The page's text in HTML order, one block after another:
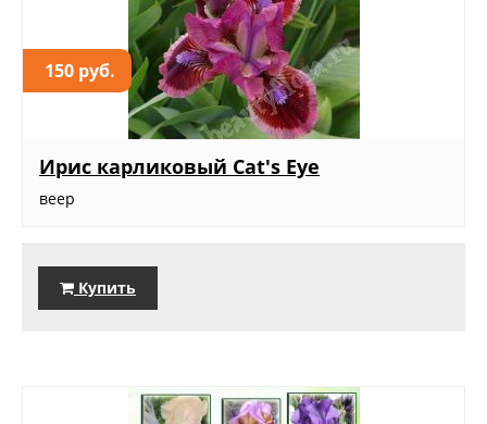
150 руб.
Ирис карликовый Cat's Eye
веер
Купить